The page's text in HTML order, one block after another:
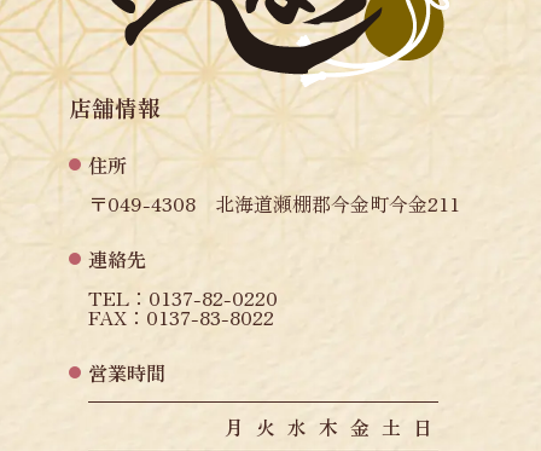
店舗情報
住所
〒049-4308 北海道瀬棚郡今金町今金211
連絡先
TEL：0137-82-0220
FAX：0137-83-8022
営業時間
月
火 水 木 金 土 日